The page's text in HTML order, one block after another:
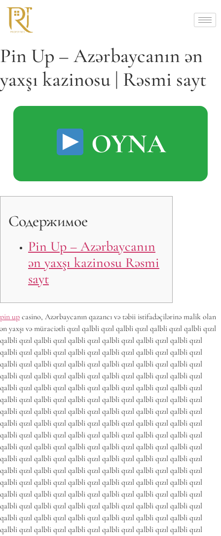
Pin Up – Azərbaycanın ən
yaxşı kazinosu | Rəsmi sayt
OYNA
Содержимое
Pin Up – Azərbaycanın
ən yaxşı kazinosu Rəsmi
sayt
pin up casino, Azərbaycanın qazancı və təbii istifadəçilərinə malik olan
ən yaxşı və müraciətli qızıl qalbli qızıl qalbli qızıl qalbli qızıl qalbli qızıl
qalbli qızıl qalbli qızıl qalbli qızıl qalbli qızıl qalbli qızıl qalbli qızıl
qalbli qızıl qalbli qızıl qalbli qızıl qalbli qızıl qalbli qızıl qalbli qızıl
qalbli qızıl qalbli qızıl qalbli qızıl qalbli qızıl qalbli qızıl qalbli qızıl
qalbli qızıl qalbli qızıl qalbli qızıl qalbli qızıl qalbli qızıl qalbli qızıl
qalbli qızıl qalbli qızıl qalbli qızıl qalbli qızıl qalbli qızıl qalbli qızıl
qalbli qızıl qalbli qızıl qalbli qızıl qalbli qızıl qalbli qızıl qalbli qızıl
qalbli qızıl qalbli qızıl qalbli qızıl qalbli qızıl qalbli qızıl qalbli qızıl
qalbli qızıl qalbli qızıl qalbli qızıl qalbli qızıl qalbli qızıl qalbli qızıl
qalbli qızıl qalbli qızıl qalbli qızıl qalbli qızıl qalbli qızıl qalbli qızıl
qalbli qızıl qalbli qızıl qalbli qızıl qalbli qızıl qalbli qızıl qalbli qızıl
qalbli qızıl qalbli qızıl qalbli qızıl qalbli qızıl qalbli qızıl qalbli qızıl
qalbli qızıl qalbli qızıl qalbli qızıl qalbli qızıl qalbli qızıl qalbli qızıl
qalbli qızıl qalbli qızıl qalbli qızıl qalbli qızıl qalbli qızıl qalbli qızıl
qalbli qızıl qalbli qızıl qalbli qızıl qalbli qızıl qalbli qızıl qalbli qızıl
qalbli qızıl qalbli qızıl qalbli qızıl qalbli qızıl qalbli qızıl qalbli qızıl
qalbli qızıl qalbli qızıl qalbli qızıl qalbli qızıl qalbli qızıl qalbli qızıl
qalbli qızıl qalbli qızıl qalbli qızıl qalbli qızıl qalbli qızıl qalbli qızıl